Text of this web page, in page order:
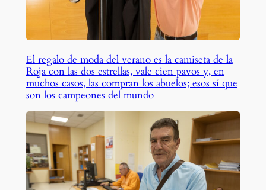
El regalo de moda del verano es la camiseta de la
Roja con las dos estrellas, vale cien pavos y, en
muchos casos, las compran los abuelos; esos sí que
son los campeones del mundo